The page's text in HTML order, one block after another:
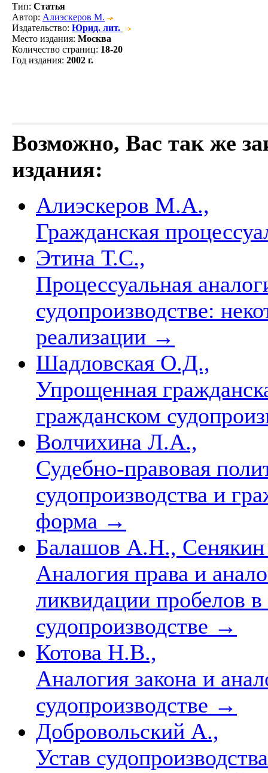
Тип: Статья
Автор: Алиэскеров М.
Издательство: Юрид. лит.
Место издания: Москва
Количество страниц: 18-20
Год издания: 2002 г.
Возможно, Вас так же
издания:
Алиэскеров М.А.,
Гражданская
Этина Т.С.,
Процессуальная
судопроизводстве:
реализации →
Шадловская О.Д.,
Упрощенная
гражданском
Волчихина Л.А.,
Судебно-правовая
судопроизводства и
форма →
Балашов А.Н.,
Аналогия права и
ликвидации пробелов
судопроизводстве →
Котова Н.В.,
Аналогия закона и
судопроизводстве →
Добровольский А.,
Устав